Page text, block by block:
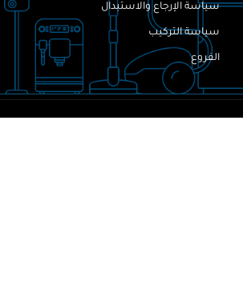
سياسة الإرجاع والاستبدال
سياسة التركيب
الفروع